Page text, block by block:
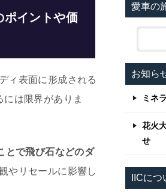
ポイントや価
ィ表面に形成される
は限界がありま
とで飛び石などのダ
やリセールに影響し
愛車の
お知ら
ミネ
花火
せ
IICにつ